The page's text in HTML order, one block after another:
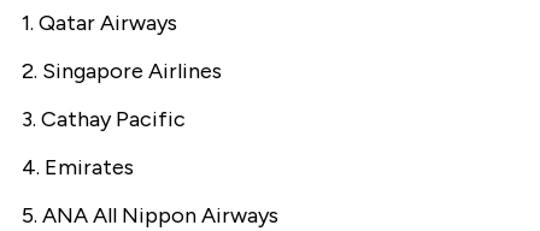
1. Qatar Airways
2. Singapore Airlines
3. Cathay Pacific
4. Emirates
5. ANA All Nippon Airways